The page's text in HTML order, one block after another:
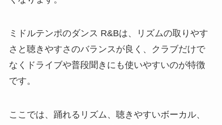
ミドルテンポのダンス R&Bは、リズムの取りやす
さと聴きやすさのバランスが良く、クラブだけで
なくドライブや普段聞きにも使いやすいのが特徴
です。
ここでは、踊れるリズム、聴きやすいボーカル、